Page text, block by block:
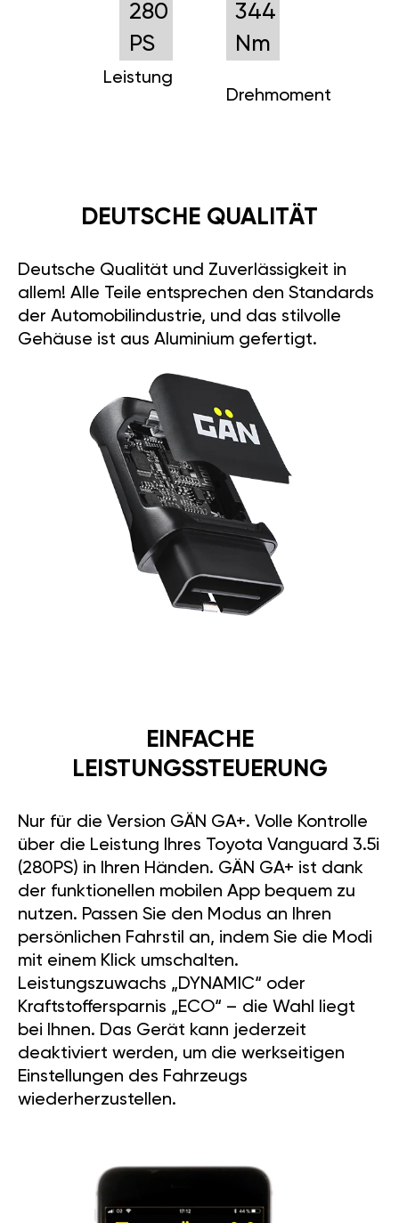
280
PS
Leistung
344
Nm
Drehmoment
DEUTSCHE QUALITÄT
Deutsche Qualität und Zuverlässigkeit in
allem! Alle Teile entsprechen den Standards
der Automobilindustrie, und das stilvolle
Gehäuse ist aus Aluminium gefertigt.
EINFACHE
LEISTUNGSSTEUERUNG
Nur für die Version GÄN GA+. Volle Kontrolle
über die Leistung Ihres Toyota Vanguard 3.5i
(280PS) in Ihren Händen. GÄN GA+ ist dank
der funktionellen mobilen App bequem zu
nutzen. Passen Sie den Modus an Ihren
persönlichen Fahrstil an, indem Sie die Modi
mit einem Klick umschalten.
Leistungszuwachs „DYNAMIC“ oder
Kraftstoffersparnis „ECO“ – die Wahl liegt
bei Ihnen. Das Gerät kann jederzeit
deaktiviert werden, um die werkseitigen
Einstellungen des Fahrzeugs
wiederherzustellen.